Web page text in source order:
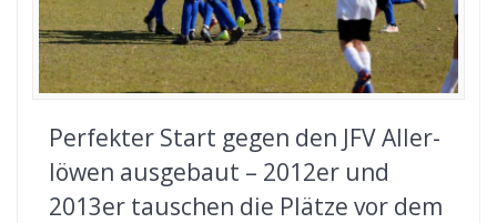
Per­fek­ter Start gegen den JFV Aller­
lö­wen aus­ge­baut – 2012er und
2013er tau­schen die Plät­ze vor dem